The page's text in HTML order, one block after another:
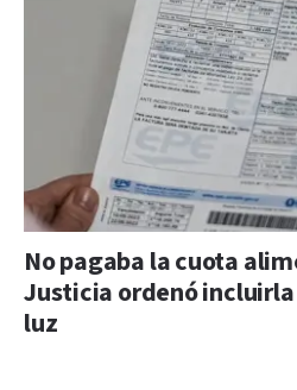
No pagaba la cuota
Justicia ordenó
luz